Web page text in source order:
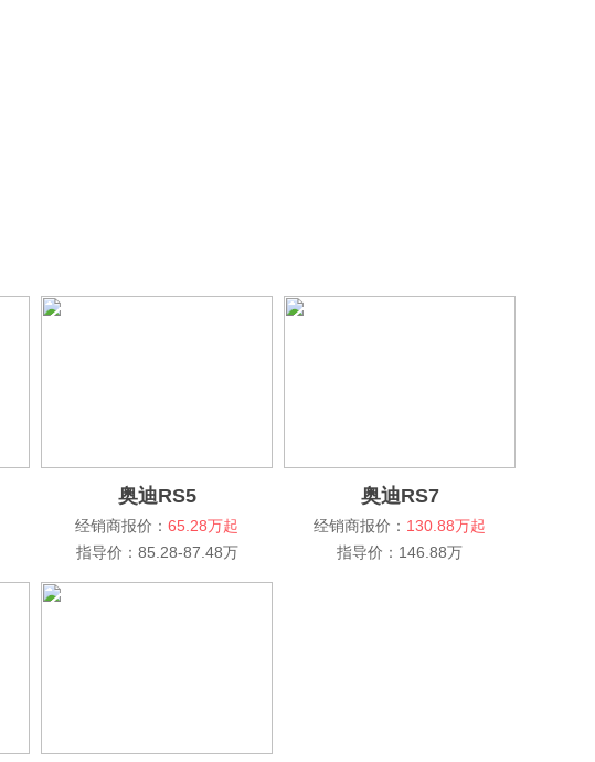
奥迪RS5
经销商报价： 65.28万起
指导价：85.28-87.48万
奥迪RS7
经销商报价： 130.88万起
指导价：146.88万